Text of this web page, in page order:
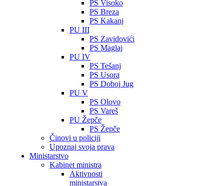
PS Visoko
PS Breza
PS Kakanj
PU III
PS Zavidovići
PS Maglaj
PU IV
PS Tešanj
PS Usora
PS Doboj Jug
PU V
PS Olovo
PS Vareš
PU Žepče
PS Žepče
Činovi u policiji
Upoznaj svoja prava
Ministarstvo
Kabinet ministra
Aktivnosti
ministarstva